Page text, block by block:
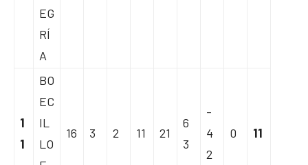
EG
RÍ
A
1
1
BO
EC
IL
LO
16 3 2 11 21
6
3
-
4
2
0 11